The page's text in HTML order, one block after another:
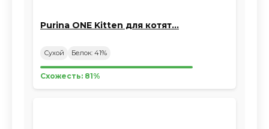
Purina ONE Kitten для котят…
Сухой Белок: 41%
Схожесть: 81%